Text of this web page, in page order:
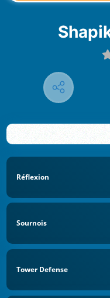
Réflexion
Sournois
Tower Defense